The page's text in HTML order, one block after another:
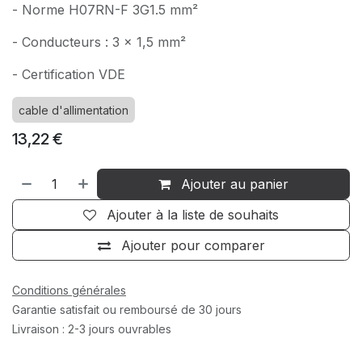
- Norme H07RN-F 3G1.5 mm²
- Conducteurs : 3 x 1,5 mm²
- Certification VDE
cable d'allimentation
13,22€
Ajouter au panier
Ajouter pour comparer
Ajouter à la liste de souhaits
Conditions générales
Garantie satisfait ou remboursé de 30 jours
Livraison : 2-3 jours ouvrables